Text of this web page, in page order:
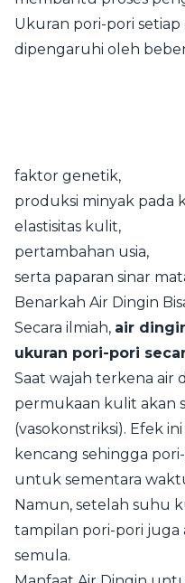
Ukuran pori-pori
dipengaruhi oleh
faktor genetik,
produksi minyak pada
elastisitas kulit,
pertambahan usia,
serta paparan sinar
Benarkah Air Dingin
Secara ilmiah, air
ukuran pori-pori
Saat wajah terkena air
permukaan kulit akan
(vasokonstriksi). Efek
kencang sehingga
untuk sementara
Namun, setelah suhu
tampilan pori-pori juga
semula.